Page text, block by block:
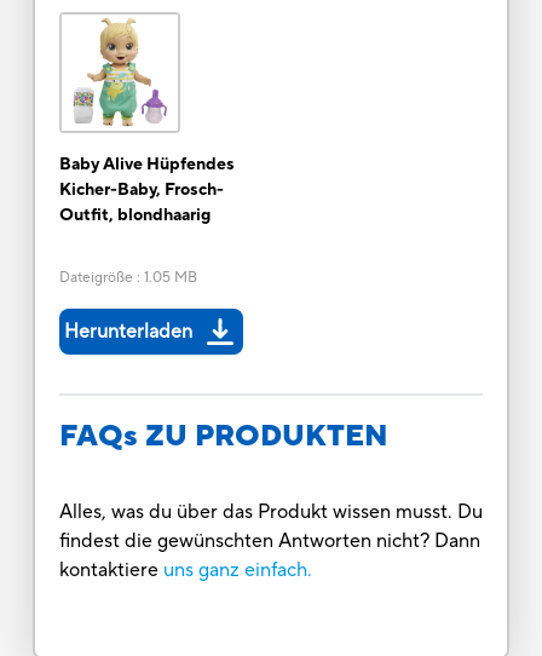
Baby Alive Hüpfendes
Kicher-Baby, Frosch-
Outfit, blondhaarig
Dateigröße : 1.05 MB
Herunterladen
FAQs ZU PRODUKTEN
Alles, was du über das Produkt wissen musst. Du
findest die gewünschten Antworten nicht? Dann
kontaktiere uns ganz einfach.